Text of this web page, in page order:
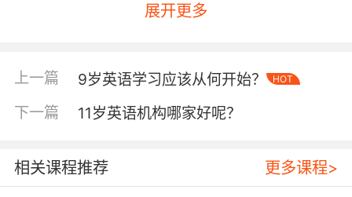
训机构的，既然是专业的机构他们面对任何年龄
根据孩子的学习特点来因材施教，对于孩子英语
展开更多
上一篇 9岁英语学习应该从何开始？ HOT
下一篇 11岁英语机构哪家好呢？
相关课程推荐 更多课程>